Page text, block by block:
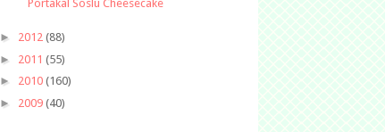
Portakal Soslu Cheesecake
► 2012 (88)
► 2011 (55)
► 2010 (160)
► 2009 (40)